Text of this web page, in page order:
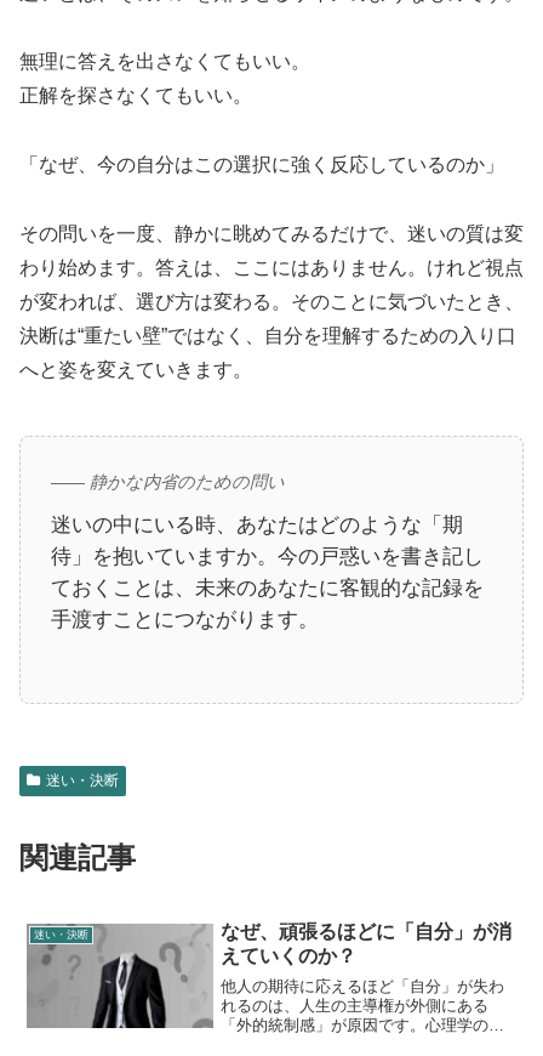
無理に答えを出さなくてもいい。
正解を探さなくてもいい。
「なぜ、今の自分はこの選択に強く反応しているのか」
その問いを一度、静かに眺めてみるだけで、迷いの質は変
わり始めます。答えは、ここにはありません。けれど視点
が変われば、選び方は変わる。そのことに気づいたとき、
決断は“重たい壁”ではなく、自分を理解するための入り口
へと姿を変えていきます。
—— 静かな内省のための問い
迷いの中にいる時、あなたはどのような「期
待」を抱いていますか。今の戸惑いを書き記し
ておくことは、未来のあなたに客観的な記録を
手渡すことにつながります。
迷い・決断
関連記事
迷い・決断
なぜ、頑張るほどに「自分」が消
えていくのか？
他人の期待に応えるほど「自分」が失わ
れるのは、人生の主導権が外側にある
「外的統制感」が原因です。心理学の視